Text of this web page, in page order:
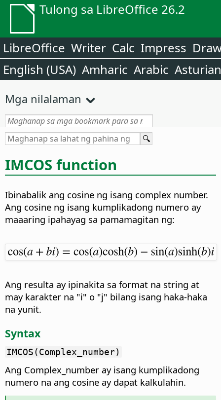
Tulong sa LibreOffice 26.2
LibreOffice Writer Calc Impress
English (USA) Amharic Arabic Asturian
Mga nilalaman
IMCOS function
Ibinabalik ang cosine ng isang complex number.
Ang cosine ng isang kumplikadong numero ay
maaaring ipahayag sa pamamagitan ng:
Ang resulta ay ipinakita sa format na string at
may karakter na "i" o "j" bilang isang haka-haka
na yunit.
Syntax
IMCOS(Complex_number)
Ang Complex_number ay isang kumplikadong
numero na ang cosine ay dapat kalkulahin.